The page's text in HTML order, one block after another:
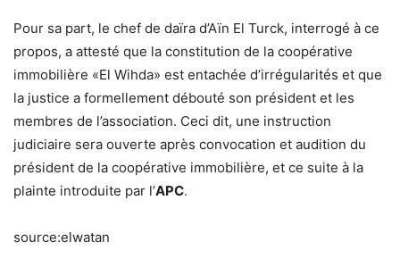
Pour sa part, le chef de daïra d’Aïn El Turck, interrogé à ce
propos, a attesté que la constitution de la coopérative
immobilière «El Wihda» est entachée d’irrégularités et que
la justice a formellement débouté son président et les
membres de l’association. Ceci dit, une instruction
judiciaire sera ouverte après convocation et audition du
président de la coopérative immobilière, et ce suite à la
plainte introduite par l’APC.
source:elwatan